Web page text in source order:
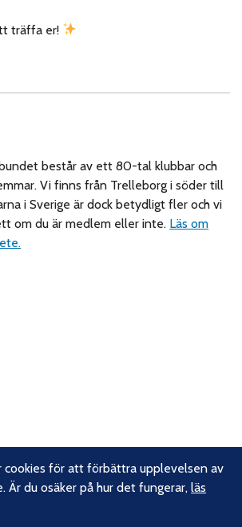
träffa er!
består av ett 80-tal klubbar och
Vi finns från Trelleborg i söder till
i Sverige är dock betydligt fler och vi
om du är medlem eller inte. Läs om
cookies för att förbättra upplevelsen av
Är du osäker på hur det fungerar,läs